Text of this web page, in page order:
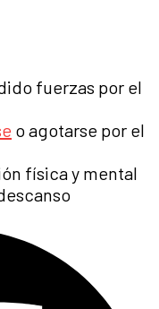
fuerzas por el
o agotarse por el
física y mental